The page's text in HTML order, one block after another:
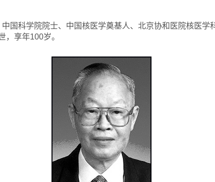
国科学院院士、中国核医学奠基人、北京协和医院核医学
，享年100岁。